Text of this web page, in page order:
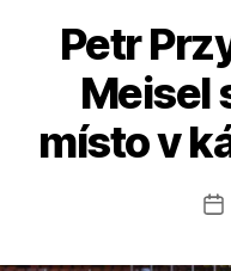
Petr
Meisel
místo v